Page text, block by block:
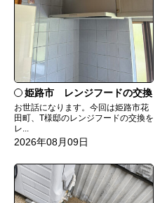
姫路市 レンジフードの交換
お世話になります。今回は姫路市花
田町、T様邸のレンジフードの交換を
レ...
2026年08月09日